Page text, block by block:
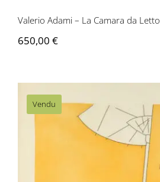
Valerio Adami – La Camara da Letto
650,00 €
Vendu